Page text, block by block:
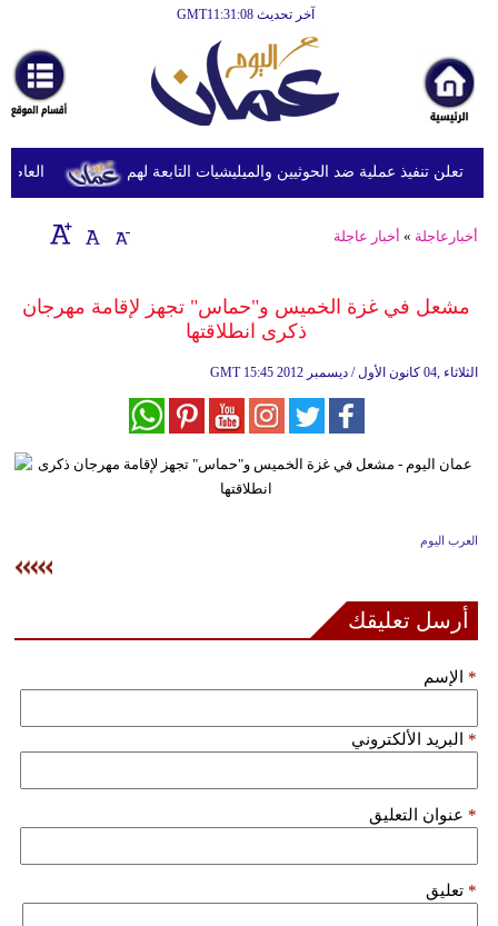
آخر تحديث GMT11:31:08
أخبارعاجلة
رياضة
ثقافة
إقتصاد
وموسيقى
سياحة
ديكور
مرأة
وتكنولوجيا
العاصفة تعلن تنفيذ عملية ضد الحوثيين والميليشيات التابعة لهم
أخبارعاجلة » أخبار عاجلة
مشعل في غزة الخميس و"حماس" تجهز لإقامة مهرجان
ذكرى انطلاقتها
GMT 15:45 2012 الثلاثاء ,04 كانون الأول / ديسمبر
العرب اليوم
أرسل تعليقك
الإسم *
البريد الألكتروني *
عنوان التعليق *
تعليق *